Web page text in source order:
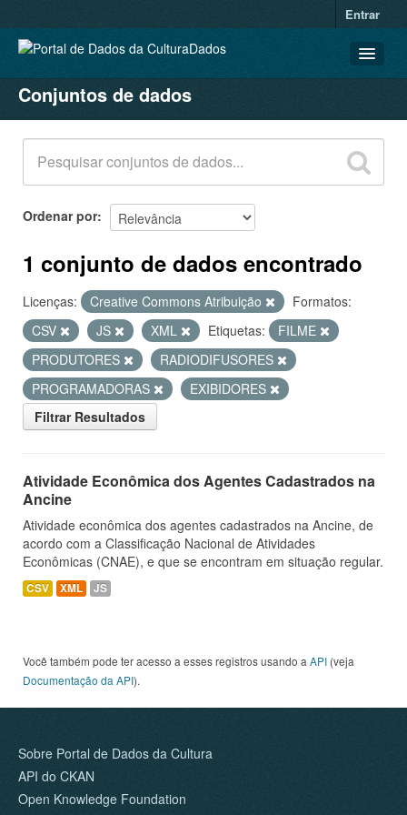
Entrar
CONJUNTOS DE DADOS
ORGANIZAÇÕES
GRUPOS
SOBRE
Conjuntos de dados
Ordenar por
1 conjunto de dados encontrado
Licenças: Creative Commons Atribuição
Formatos:
CSV
JS XML Etiquetas:
FILME
PRODUTORES
RADIODIFUSORES
PROGRAMADORAS
EXIBIDORES
Filtrar Resultados
Atividade Econômica dos Agentes Cadastrados na
Ancine
Atividade econômica dos agentes cadastrados na Ancine, de
acordo com a Classificação Nacional de Atividades
Econômicas (CNAE), e que se encontram em situação regular.
CSV XML JS
Você também pode ter acesso a esses registros usando a API (veja
Documentação da API).
Sobre Portal de Dados da Cultura
API do CKAN
Open Knowledge Foundation